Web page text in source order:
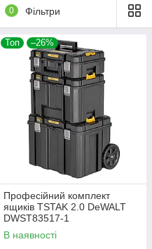
0 Фільтри
Топ –26%
Професійний комплект
ящиків TSTAK 2.0 DeWALT
DWST83517-1
В наявності